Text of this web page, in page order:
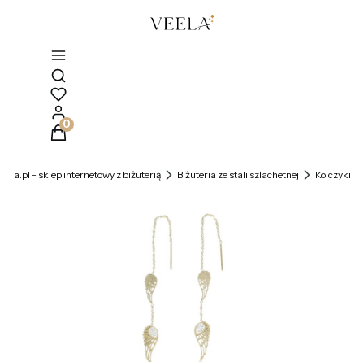
Otwórz wyszukiwarkę
Produkty w koszyku: 0. Zobacz szczegóły
- sklep internetowy z biżuterią Biżuteria ze stali szlachetnej Kolczyki